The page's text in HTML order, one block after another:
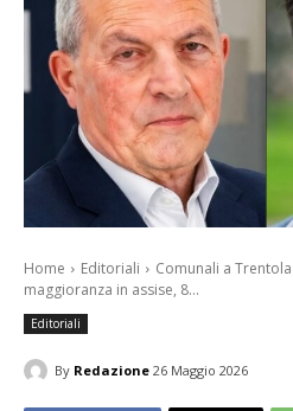
Home Editoriali
Comunali a
maggioranza in assise, 8...
Editoriali
By Redazione 26 Maggio 2026